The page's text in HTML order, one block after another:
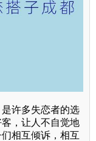
许多失恋者的选
，让人不自觉地
相互倾诉，相互